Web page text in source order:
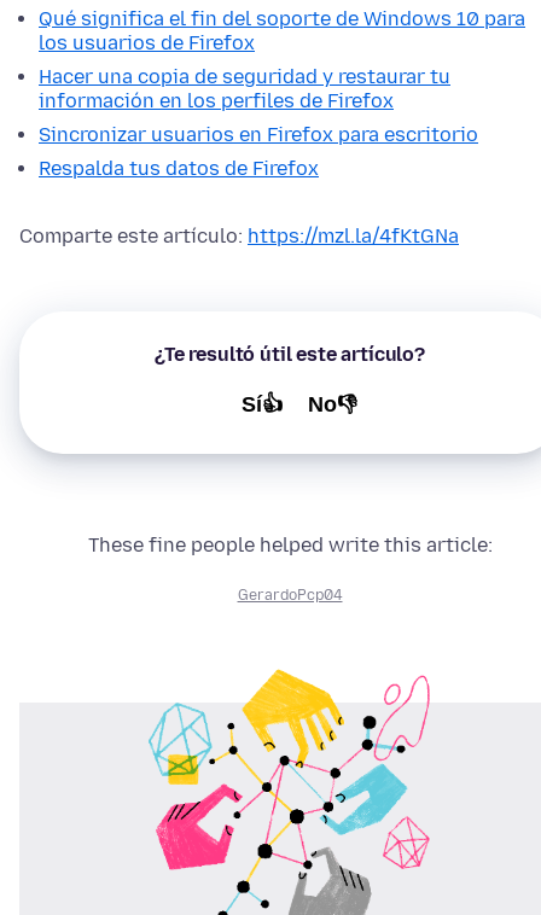
Qué significa el fin del soporte de Windows 10 para
los usuarios de Firefox
Hacer una copia de seguridad y restaurar tu
información en los perfiles de Firefox
Sincronizar usuarios en Firefox para escritorio
Respalda tus datos de Firefox
Comparte este artículo: https://mzl.la/4fKtGNa
¿Te resultó útil este artículo?
Sí👍 No👎
These fine people helped write this article:
GerardoPcp04